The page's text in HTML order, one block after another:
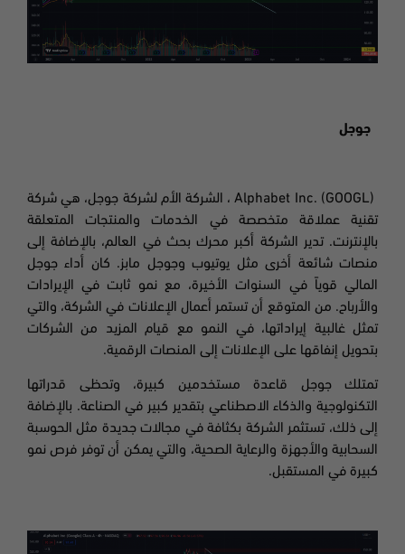
جوجل
الشركة الأم لشركة جوجل، هي شركة
تقنية عملاقة متخصصة في الخدمات والمنتجات المتعلقة
بالإنترنت. تدير الشركة أكبر محرك بحث في العالم، بالإضافة إلى
منصات شائعة أخرى مثل يوتيوب وجوجل مابز. كان أداء جوجل
المالي قوياً في السنوات الأخيرة، مع نمو ثابت في الإيرادات
والأرباح. من المتوقع أن تستمر أعمال الإعلانات في الشركة، والتي
تمثل غالبية إيراداتها، في النمو مع قيام المزيد من الشركات
بتحويل إنفاقها على الإعلانات إلى المنصات الرقمية.
تمتلك جوجل قاعدة مستخدمين كبيرة، وتحظى قدراتها
التكنولوجية والذكاء الاصطناعي بتقدير كبير في الصناعة. بالإضافة
إلى ذلك، تستثمر الشركة بكثافة في مجالات جديدة مثل الحوسبة
السحابية والأجهزة والرعاية الصحية، والتي يمكن أن توفر فرص نمو
كبيرة في المستقبل.